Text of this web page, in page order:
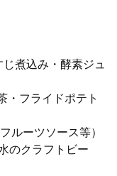
煮込み・酵素ジュ
・フライドポテト
ルーツソース等）
のクラフトビー